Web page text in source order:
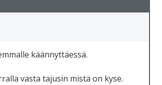
käännyttäessä.
vasta tajusin mistä on kyse.